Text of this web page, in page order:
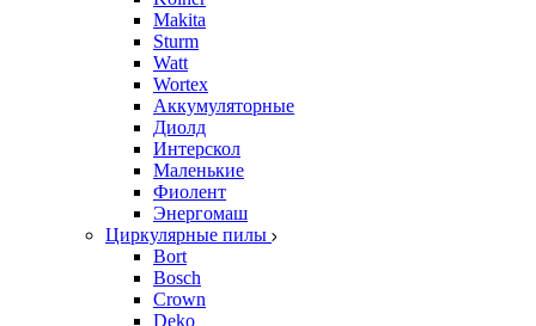
Makita
Sturm
Watt
Wortex
Аккумуляторные
Диолд
Интерскол
Маленькие
Фиолент
Энергомаш
Циркулярные пилы
Bort
Bosch
Crown
Deko